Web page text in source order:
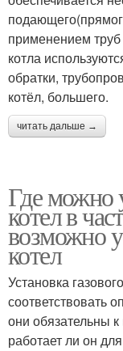
применением
котла
обратки,
котёл, большего.
читать дальше →
Где можно
котел в
возможно
котел
Установка
соответствовать
они обязательны
работает ли он